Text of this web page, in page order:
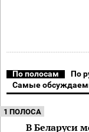
По полосам По
Самые
1 ПОЛОСА
В Беларуси